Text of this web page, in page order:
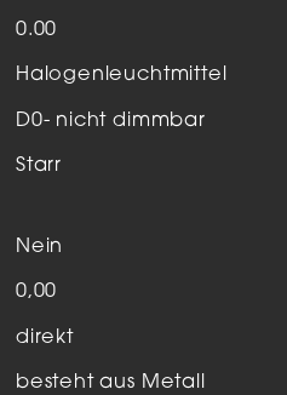
0.00
Halogenleuchtmittel
D0- nicht dimmbar
Starr
Nein
0,00
direkt
besteht aus Metall